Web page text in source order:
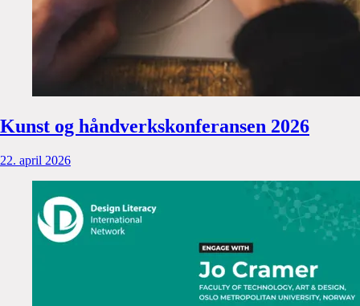
Kunst og håndverkskonferansen 2026
22. april 2026